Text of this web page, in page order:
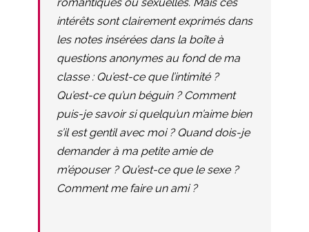
intérêts sont clairement exprimés dans
les notes insérées dans la boîte à
questions anonymes au fond de ma
classe : Qu’est-ce que l’intimité ?
Qu’est-ce qu’un béguin ? Comment
puis-je savoir si quelqu’un m’aime bien
s’il est gentil avec moi ? Quand dois-je
demander à ma petite amie de
m’épouser ? Qu’est-ce que le sexe ?
Comment me faire un ami ?